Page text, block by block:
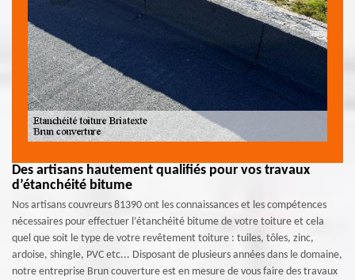
Des artisans hautement qualifiés pour vos travaux
d’étanchéité bitume
Nos artisans couvreurs 81390 ont les connaissances et les compétences
nécessaires pour effectuer l’étanchéité bitume de votre toiture et cela
quel que soit le type de votre revêtement toiture : tuiles, tôles, zinc,
ardoise, shingle, PVC etc... Disposant de plusieurs années dans le domaine,
notre entreprise Brun couverture est en mesure de vous faire des travaux